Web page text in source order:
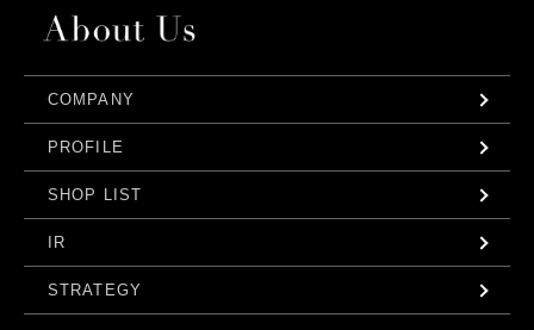
COMPANY
PROFILE
SHOP LIST
IR
STRATEGY